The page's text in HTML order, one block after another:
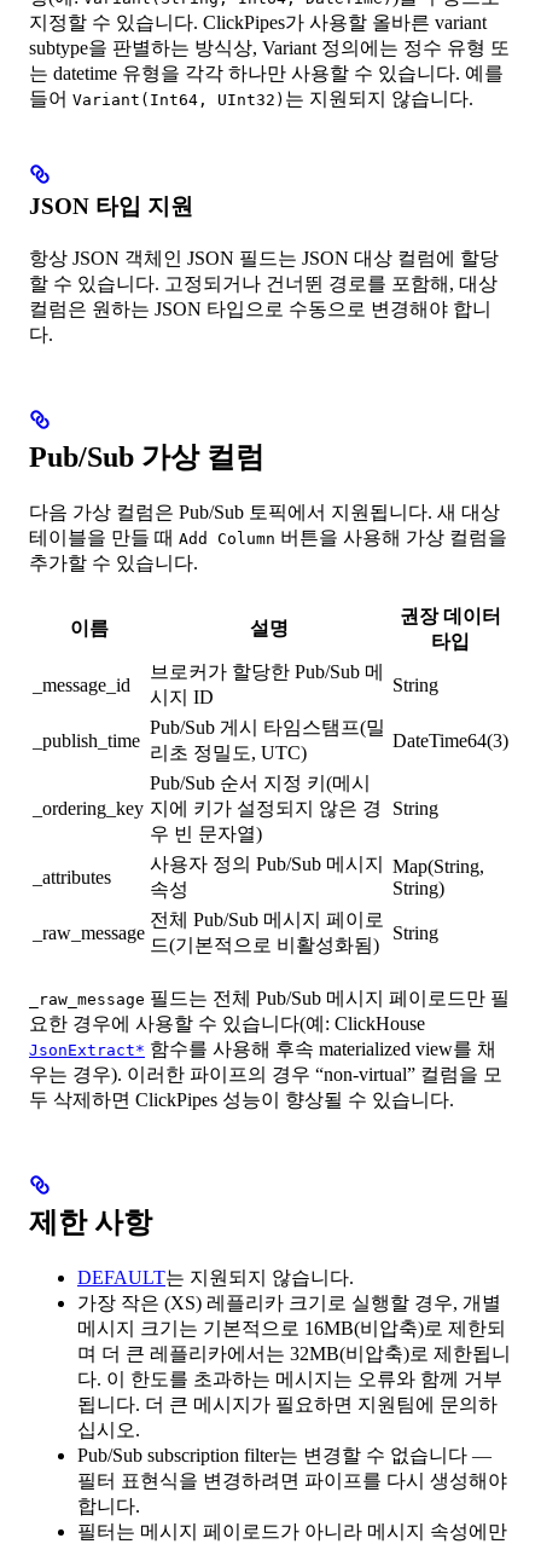
지정할 수 있습니다. ClickPipes가 사용할 올바른 variant
subtype을 판별하는 방식상, Variant 정의에는 정수 유형 또
는 datetime 유형을 각각 하나만 사용할 수 있습니다. 예를
들어 Variant(Int64, UInt32) 는 지원되지 않습니다.
JSON 타입 지원
항상 JSON 객체인 JSON 필드는 JSON 대상 컬럼에 할당
할 수 있습니다. 고정되거나 건너뛴 경로를 포함해, 대상
컬럼은 원하는 JSON 타입으로 수동으로 변경해야 합니
다.
Pub/Sub 가상 컬럼
다음 가상 컬럼은 Pub/Sub 토픽에서 지원됩니다. 새 대상
테이블을 만들 때 Add Column 버튼을 사용해 가상 컬럼을
추가할 수 있습니다.
이름 설명
권장 데이터
타입
_message_id
브로커가 할당한 Pub/Sub 메
시지 ID
String
_publish_time
Pub/Sub 게시 타임스탬프(밀
리초 정밀도, UTC)
DateTime64(3)
_ordering_key
Pub/Sub 순서 지정 키(메시
지에 키가 설정되지 않은 경
우 빈 문자열)
String
_attributes
사용자 정의 Pub/Sub 메시지
속성
Map(String,
String)
_raw_message
전체 Pub/Sub 메시지 페이로
드(기본적으로 비활성화됨)
String
_raw_message 필드는 전체 Pub/Sub 메시지 페이로드만 필
요한 경우에 사용할 수 있습니다(예: ClickHouse
JsonExtract* 함수를 사용해 후속 materialized view를 채
우는 경우). 이러한 파이프의 경우 “non-virtual” 컬럼을 모
두 삭제하면 ClickPipes 성능이 향상될 수 있습니다.
제한 사항
DEFAULT는 지원되지 않습니다.
가장 작은 (XS) 레플리카 크기로 실행할 경우, 개별
메시지 크기는 기본적으로 16MB(비압축)로 제한되
며 더 큰 레플리카에서는 32MB(비압축)로 제한됩니
다. 이 한도를 초과하는 메시지는 오류와 함께 거부
됩니다. 더 큰 메시지가 필요하면 지원팀에 문의하
십시오.
Pub/Sub subscription filter는 변경할 수 없습니다 —
필터 표현식을 변경하려면 파이프를 다시 생성해야
합니다.
필터는 메시지 페이로드가 아니라 메시지 속성에만